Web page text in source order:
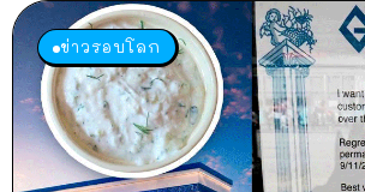
ข่าวรอบโลก